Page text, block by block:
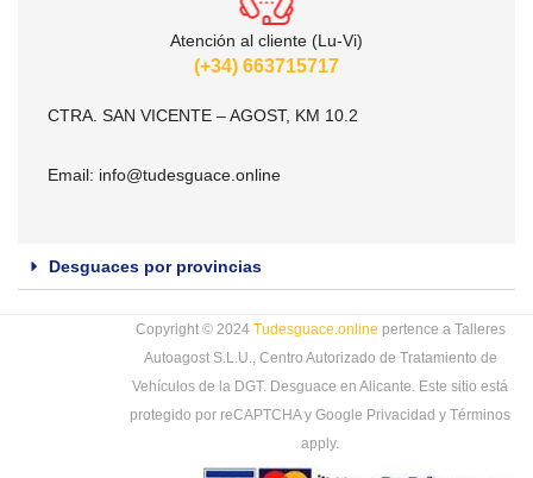
Atención al cliente (Lu-Vi)
(+34) 663715717
CTRA. SAN VICENTE – AGOST, KM 10.2
Email: info@tudesguace.online
Desguaces por provincias
Copyright © 2024 Tudesguace.online pertence a Talleres
Autoagost S.L.U., Centro Autorizado de Tratamiento de
Vehículos de la DGT. Desguace en Alicante. Este sitio está
protegido por reCAPTCHA y Google Privacidad y Términos
apply.